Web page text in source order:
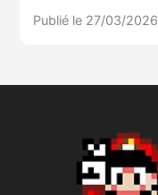
Publié le 27/03/2026